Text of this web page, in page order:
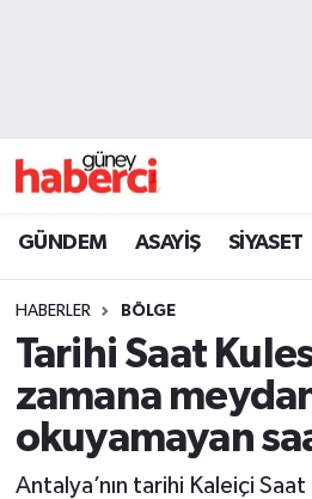
GÜNDEM ASAYİŞ SİYASET
HABERLER BÖLGE
Tarihi Saat
zamana
okuyamayan
Antalya’nın tarihi Kaleiçi Saat
Beyoğlu Trafik Yoğunluk
Son Dakika Haberleri
Haber Arşivi